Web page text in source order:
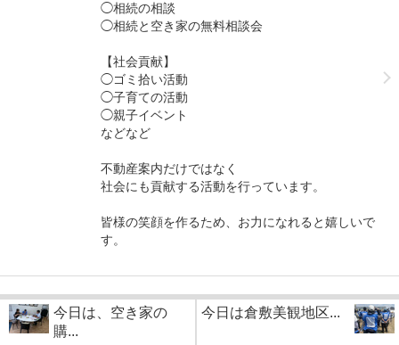
◯相続の相談
◯相続と空き家の無料相談会
【社会貢献】
◯ゴミ拾い活動
◯子育ての活動
◯親子イベント
などなど
不動産案内だけではなく
社会にも貢献する活動を行っています。
皆様の笑顔を作るため、お力になれると嬉しいで
す。
今日は、空き家の
購...
今日は倉敷美観地区...